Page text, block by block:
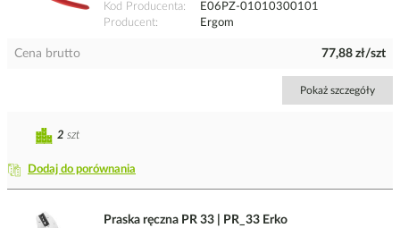
Kod Producenta
E06PZ-01010300101
Producent
Ergom
Cena brutto 77,88 zł/szt
Pokaż szczegóły
Dodaj do porównania
2 szt
Praska ręczna PR 33 | PR_33 Erko